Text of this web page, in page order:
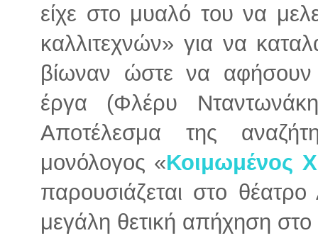
είχε στο μυαλό του να
καλλιτεχνών» για να
βίωναν ώστε να αφήσουν
έργα (Φλέρυ
Αποτέλεσμα της
μονόλογος «Κοιμωμένος
παρουσιάζεται στο θέατρο
μεγάλη θετική απήχηση στο